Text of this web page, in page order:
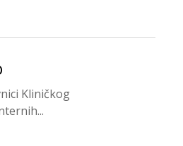
Kliničkog